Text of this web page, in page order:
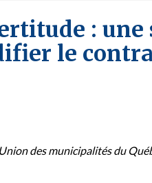
:
le
des municipalités du